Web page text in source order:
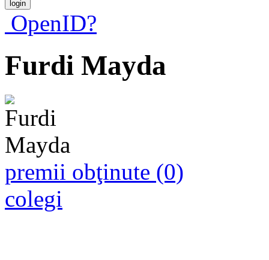
OpenID?
Furdi Mayda
premii obţinute (0)
colegi